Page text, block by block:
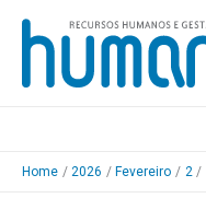
Skip
content
Home 2026 Fevereiro 2